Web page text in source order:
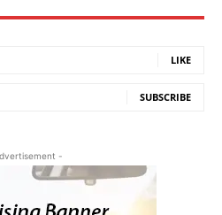
LIKE
SUBSCRIBE
-